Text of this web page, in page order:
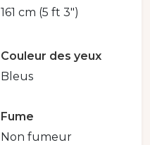
161 cm (5 ft 3")
Couleur des yeux
Bleus
Fume
Non fumeur